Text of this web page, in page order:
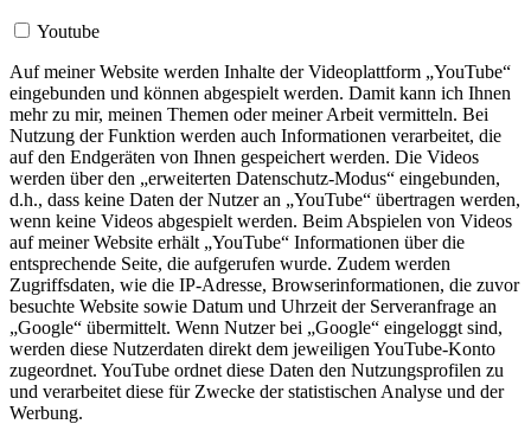
Youtube
Auf meiner Website werden Inhalte der Videoplattform „YouTube“
eingebunden und können abgespielt werden. Damit kann ich Ihnen
mehr zu mir, meinen Themen oder meiner Arbeit vermitteln. Bei
Nutzung der Funktion werden auch Informationen verarbeitet, die
auf den Endgeräten von Ihnen gespeichert werden. Die Videos
werden über den „erweiterten Datenschutz-Modus“ eingebunden,
d.h., dass keine Daten der Nutzer an „YouTube“ übertragen werden,
wenn keine Videos abgespielt werden. Beim Abspielen von Videos
auf meiner Website erhält „YouTube“ Informationen über die
entsprechende Seite, die aufgerufen wurde. Zudem werden
Zugriffsdaten, wie die IP-Adresse, Browserinformationen, die zuvor
besuchte Website sowie Datum und Uhrzeit der Serveranfrage an
„Google“ übermittelt. Wenn Nutzer bei „Google“ eingeloggt sind,
werden diese Nutzerdaten direkt dem jeweiligen YouTube-Konto
zugeordnet. YouTube ordnet diese Daten den Nutzungsprofilen zu
und verarbeitet diese für Zwecke der statistischen Analyse und der
Werbung.